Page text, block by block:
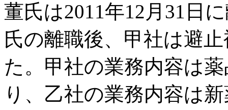
董氏は2011年12月31日
氏の離職後、甲社は避
た。甲社の業務内容は
り、乙社の業務内容は